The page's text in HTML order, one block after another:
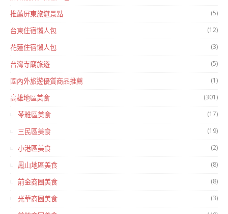
推薦屏東旅遊景點 (5)
台東住宿懶人包 (12)
花蓮住宿懶人包 (3)
台灣寺廟旅遊 (5)
國內外旅遊優質商品推薦 (1)
高雄地區美食 (301)
苓雅區美食 (17)
三民區美食 (19)
小港區美食 (2)
鳳山地區美食 (8)
前金商圈美食 (8)
光華商圈美食 (3)